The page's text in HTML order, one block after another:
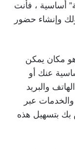
أساسية ، فأنت
وإنشاء حضور
مكان يمكن
عنك أو
والبريد
والخدمات عبر
بك بتسهيل هذه